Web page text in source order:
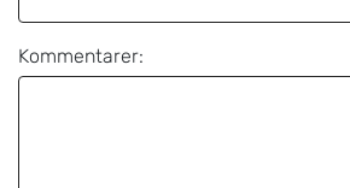
Kommentarer: